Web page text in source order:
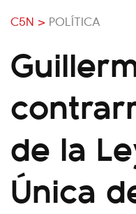
C5N > POLÍTICA
de la
Única